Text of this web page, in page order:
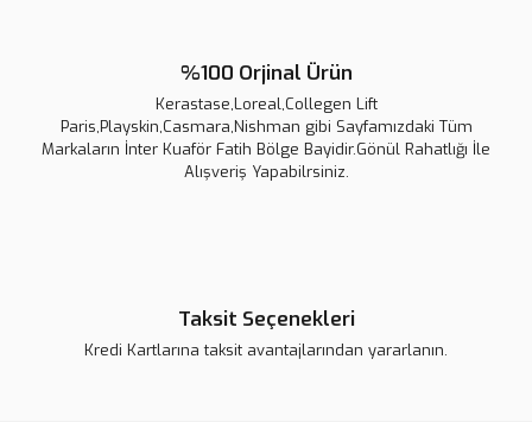
%100 Orjinal Ürün
Kerastase,Loreal,Collegen Lift
Paris,Playskin,Casmara,Nishman gibi Sayfamızdaki Tüm
Markaların İnter Kuaför Fatih Bölge Bayidir.Gönül Rahatlığı İle
Alışveriş Yapabilrsiniz.
Taksit Seçenekleri
Kredi Kartlarına taksit avantajlarından yararlanın.